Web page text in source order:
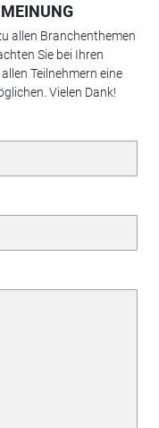
allen Branchenthemen
Sie bei Ihren
Teilnehmern eine
Vielen Dank!